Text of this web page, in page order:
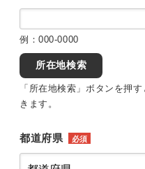
例：000-0000
所在地検索
「所在地検索」ボタンを押
きます。
都道府県 必須